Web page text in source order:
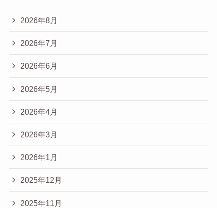
2026年8月
2026年7月
2026年6月
2026年5月
2026年4月
2026年3月
2026年1月
2025年12月
2025年11月